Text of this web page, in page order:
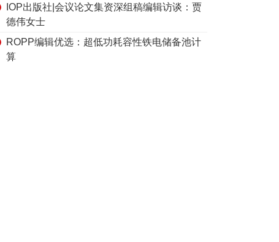
IOP出版社|会议论文集资深组稿编辑访谈：贾
德伟女士
ROPP编辑优选：超低功耗容性铁电储备池计
算